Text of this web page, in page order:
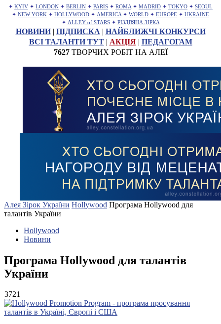
✦ KYIV ✦ LONDON ✦ BERLIN ✦ PARIS ✦ ROMA ✦ MADRID ✦ TOKYO ✦ SEOUL
✦ NEW YORK ✦ HOLLYWOOD ✦ AMERICA ✦ WORLD ✦ EUROPE ✦ UKRAINE
✦ ALLEY of STARS ✦ РІЗДВЯНА ЗІРКА
НОВИНИ| ПІДПИСКА | НАЙБЛИЖЧІ КОНКУРСИ
ВСІ ТАЛАНТИ ТУТ| АКЦІЯ| ПЕДАГОГАМ
7627ТВОРЧИХ РОБІТ НА АЛЕЇ
Алея Зірок України Hollywood Програма Hollywood для
талантів України
Hollywood
Новини
Програма Hollywood для талантів
України
3721